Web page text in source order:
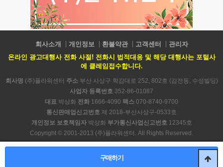
구매하기
회사소개 개인정보 환불약관 고객센터
관리자
온라인 광고대행사 전화 사절! 전화시 법적대응 및 해당 대행사는 포털사
에 클레임접수합니다.
회사명 (주)플라워센터 주소부산 사상구 학감대로 252, 802호 (감전동, 수성빌딩)
사업자 등록번호 352-86-01087
대표 박상화 전화 1666-4090 팩스 070-8740-9700
통신판매업신고번호 제 2018-부산사상구-0533호
개인정보 보호책임자박상화 부가통신사업신고번호12345호
Copyright © 2001-2013 (주)플라워센터. All Rights Reserved.
PC 버전